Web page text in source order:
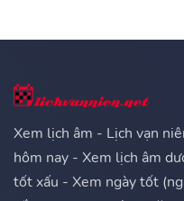
Xem lịch âm - Lịch vạn
hôm nay - Xem lịch âm
tốt xấu - Xem ngày tốt